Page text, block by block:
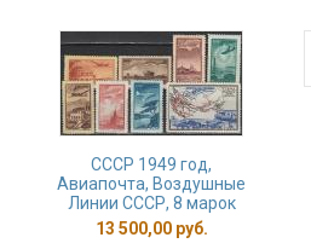
СССР 1949 год,
Авиапочта, Воздушные
Линии СССР, 8 марок
13 500,00 руб.